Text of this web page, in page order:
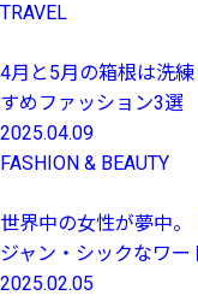
TRAVEL
4月と5月の箱根は洗
すめファッション3選
2025.04.09
FASHION & BEAUTY
世界中の女性が夢中
ジャン・シックなワー
2025.02.05